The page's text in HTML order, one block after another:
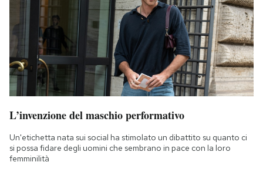
L’invenzione del maschio performativo
Un'etichetta nata sui social ha stimolato un dibattito su quanto ci
si possa fidare degli uomini che sembrano in pace con la loro
femminilità